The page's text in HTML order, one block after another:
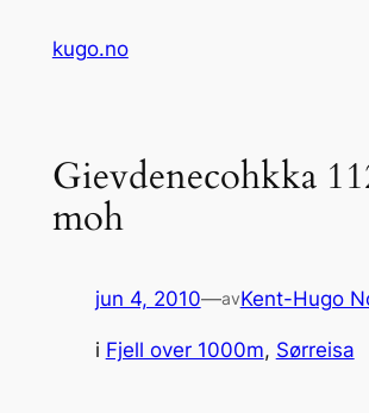
kugo.no
Gievdenecohkka
moh
jun 4, 2010—avKent-Hugo
i Fjell over 1000m, Sørreisa